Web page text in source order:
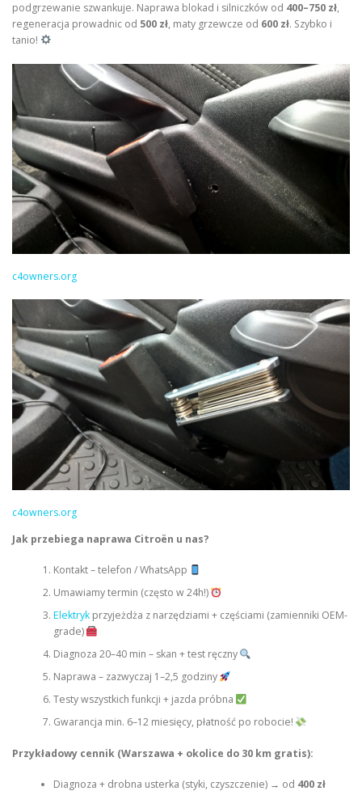
podgrzewanie szwankuje. Naprawa blokad i silniczków od 400–750 zł,
regeneracja prowadnic od 500 zł, maty grzewcze od 600 zł. Szybko i
tanio!
c4owners.org
c4owners.org
Jak przebiega naprawa Citroën u nas?
Kontakt – telefon / WhatsApp
Umawiamy termin (często w 24h!)
Elektrykprzyjeżdża z narzędziami + częściami (zamienniki OEM-
grade)
Diagnoza 20–40 min – skan + test ręczny
Naprawa – zazwyczaj 1–2,5 godziny
Testy wszystkich funkcji + jazda próbna
Gwarancja min. 6–12 miesięcy, płatność po robocie!
Przykładowy cennik (Warszawa + okolice do 30 km gratis):
Diagnoza + drobna usterka (styki, czyszczenie) → od 400 zł